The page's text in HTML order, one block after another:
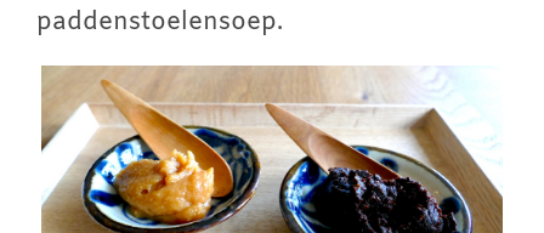
paddenstoelensoep.